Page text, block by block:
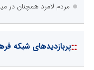
مردم لامرد همچنان در
::پربازدیدهای شبکه